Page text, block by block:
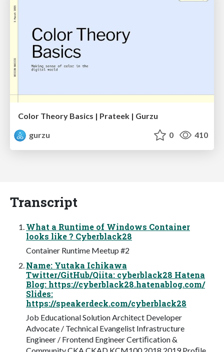
Color Theory Basics | Prateek | Gurzu
gurzu
0 410
Transcript
What a Runtime of Windows Container
looks like ? Cyberblack28
Container Runtime Meetup #2
Name: Yutaka Ichikawa
Twitter/GitHub/Qiita: cyberblack28 Hatena
Blog: https://cyberblack28.hatenablog.com/
Slides:
https://speakerdeck.com/cyberblack28
Job Educational Solution Architect Developer
Advocate / Technical Evangelist Infrastructure
Engineer / Frontend Engineer Certiﬁcation &
Community CKA CKAD KCM100 2018 2019 Proﬁle